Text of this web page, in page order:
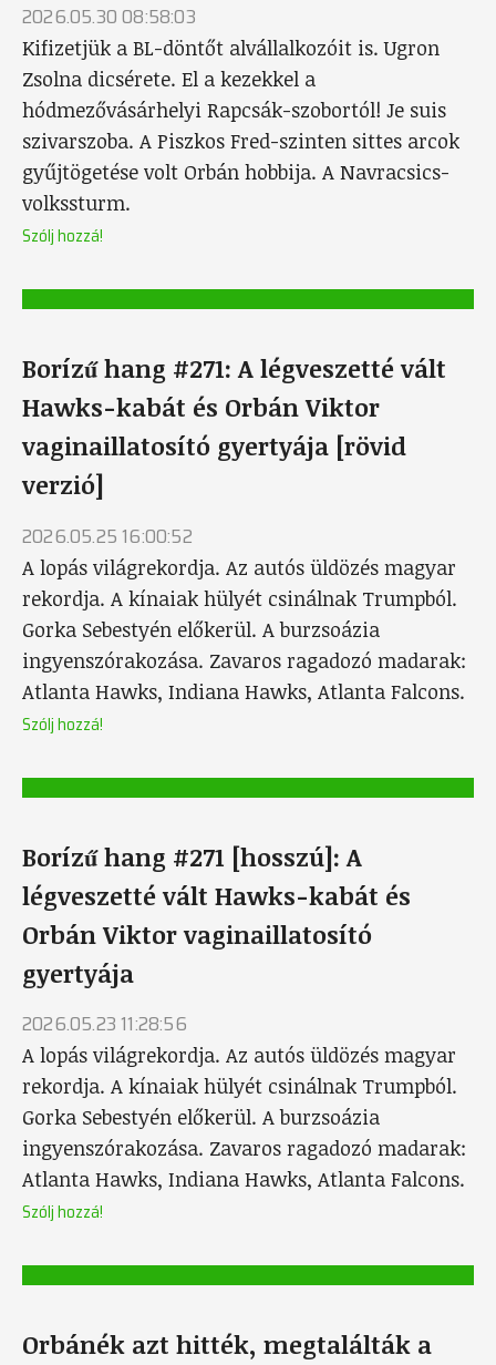
2026.05.30 08:58:03
Kifizetjük a BL-döntőt alvállalkozóit is. Ugron
Zsolna dicsérete. El a kezekkel a
hódmezővásárhelyi Rapcsák-szobortól! Je suis
szivarszoba. A Piszkos Fred-szinten sittes arcok
gyűjtögetése volt Orbán hobbija. A Navracsics-
volkssturm.
Szólj hozzá!
Borízű hang #271: A légveszetté vált
Hawks-kabát és Orbán Viktor
vaginaillatosító gyertyája [rövid
verzió]
2026.05.25 16:00:52
A lopás világrekordja. Az autós üldözés magyar
rekordja. A kínaiak hülyét csinálnak Trumpból.
Gorka Sebestyén előkerül. A burzsoázia
ingyenszórakozása. Zavaros ragadozó madarak:
Atlanta Hawks, Indiana Hawks, Atlanta Falcons.
Szólj hozzá!
Borízű hang #271 [hosszú]: A
légveszetté vált Hawks-kabát és
Orbán Viktor vaginaillatosító
gyertyája
2026.05.23 11:28:56
A lopás világrekordja. Az autós üldözés magyar
rekordja. A kínaiak hülyét csinálnak Trumpból.
Gorka Sebestyén előkerül. A burzsoázia
ingyenszórakozása. Zavaros ragadozó madarak:
Atlanta Hawks, Indiana Hawks, Atlanta Falcons.
Szólj hozzá!
Orbánék azt hitték, megtalálták a